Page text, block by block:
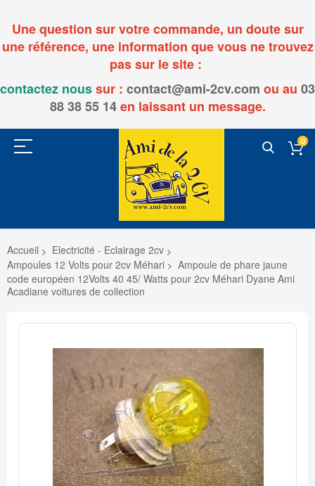
Une question sur votre commande, un doute sur
une référence, une information que vous ne trouvez
pas sur le site :
contactez noussur : contact@ami-2cv.com ou au 03
88 38 55 14en laissant un message.
0
Accueil
Electricité - Eclairage 2cv
Ampoules 12 Volts pour 2cv Méhari
Ampoule de phare jaune
code européen 12Volts 40 45/ Watts pour 2cv Méhari Dyane Ami
Acadiane voitures de collection
Passer